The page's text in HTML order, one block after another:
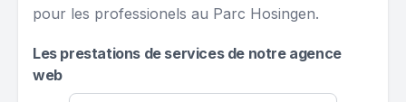
pour les professionels au Parc Hosingen.
Les prestations de services de notre agence
web